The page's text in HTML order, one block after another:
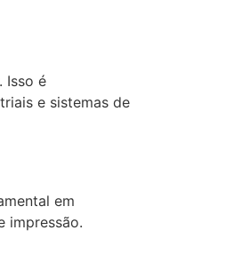
Isso é
e sistemas de
em
impressão.